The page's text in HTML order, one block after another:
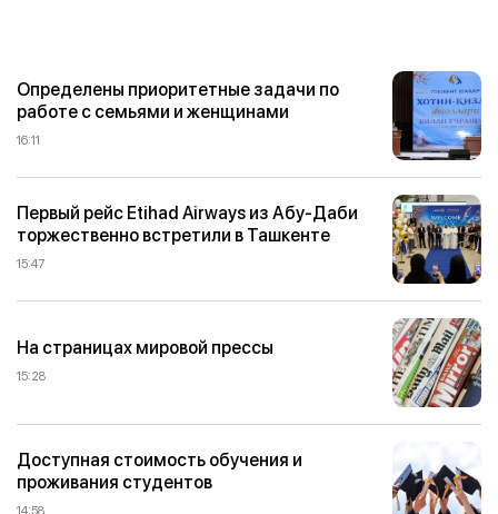
Определены приоритетные задачи по
работе с семьями и женщинами
16:11
Первый рейс Etihad Airways из Абу-Даби
торжественно встретили в Ташкенте
15:47
На страницах мировой прессы
15:28
Доступная стоимость обучения и
проживания студентов
14:58